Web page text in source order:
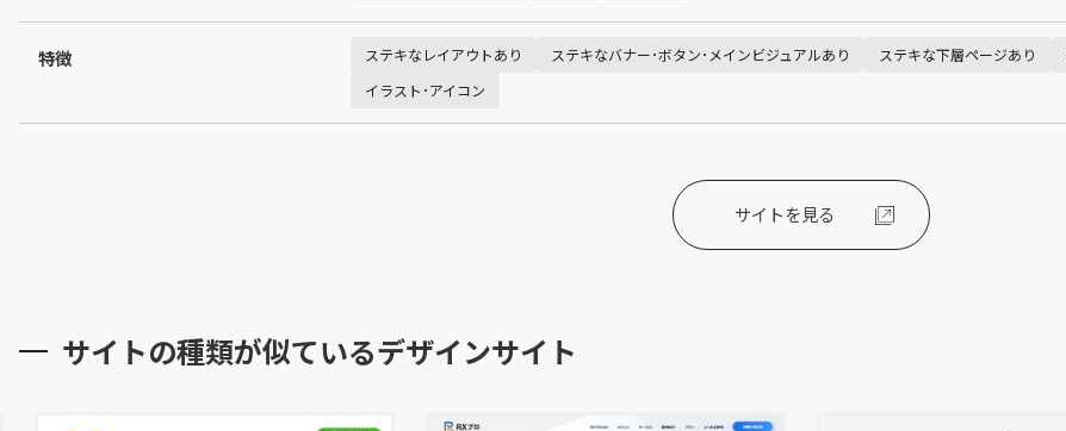
特徴 ステキなレイアウトあり ステキなバナー･ボタン･メインビジュアルあり ステキな下層ページあり
イラスト･アイコン
サイトを見る
サイトの種類が似ているデザインサイト